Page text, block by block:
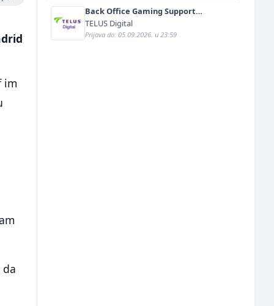
im
Back Office Gaming Support
Specialist with German and English
(m/f)
TELUS Digital
Prijava do: 05.09.2026. u 23:59